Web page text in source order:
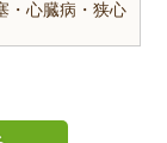
・心臓病・狭心